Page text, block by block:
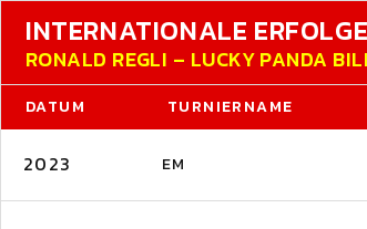
INTERNATIONALE ERFOLGE
RONALD REGLI – LUCKY PANDA
DATUM TURNIERNAME
2023 EM